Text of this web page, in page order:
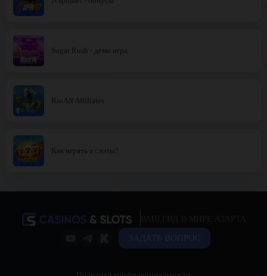
Sugar Rush - демо игра
RioAff Affiliates
Как играть в слоты?
ЗАДАТЬ ВОПРОС